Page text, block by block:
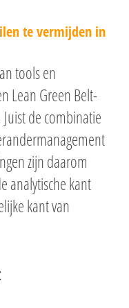
te vermijden in
tools en
Lean Green Belt-
de combinatie
zijn daarom
analytische kant
kant van